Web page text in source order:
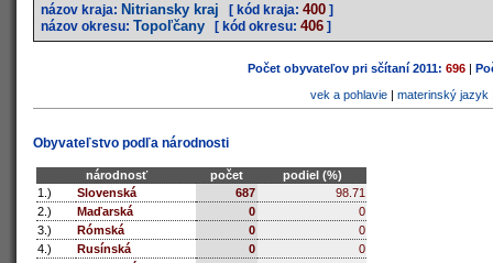
názov kraja: Nitriansky kraj [ kód kraja: 400 ]
názov okresu: Topoľčany [ kód okresu: 406 ]
Počet obyvateľov pri sčítaní 2011: 696|
vek a pohlavie| materinský jazyk
Obyvateľstvo podľa národnosti
národnosť počet
podiel (%)
1.)
Slovenská 687
98.71
2.)
Maďarská 0
0
3.)
Rómská 0
0
4.)
Rusínská 0
0